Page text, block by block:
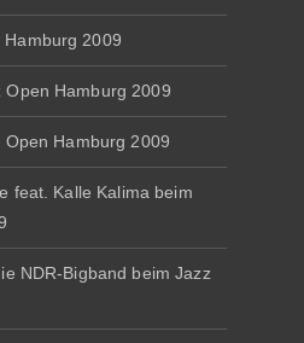
2009
Open Hamburg 2009
Hamburg 2009
feat. Kalle Kalima beim
NDR-Bigband beim Jazz